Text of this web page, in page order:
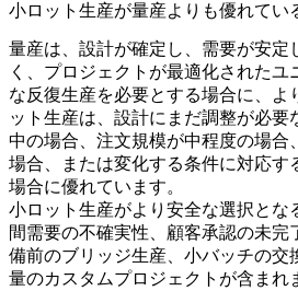
小ロット生産が量産よりも優れてい
量産は、設計が確定し、需要が安定
く、プロジェクトが最適化されたユ
な反復生産を必要とする場合に、よ
ット生産は、設計にまだ調整が必要
中の場合、注文規模が中程度の場合
場合、または変化する条件に対応す
場合に優れています。
小ロット生産がより安全な選択とな
間需要の不確実性、顧客承認の未完
備前のブリッジ生産、小バッチの交
量のカスタムプロジェクトが含まれ